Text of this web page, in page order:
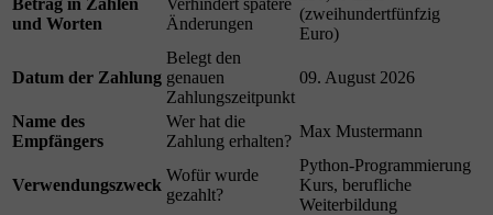
und Worten
Änderungen
(zweihundertfünfzig
Euro)
Datum der Zahlung
Belegt den
genauen
Zahlungszeitpunkt
09. August 2026
Name des
Empfängers
Wer hat die
Zahlung erhalten?
Max Mustermann
Verwendungszweck
Wofür wurde
gezahlt?
Python-Programmierung
Kurs, berufliche
Weiterbildung